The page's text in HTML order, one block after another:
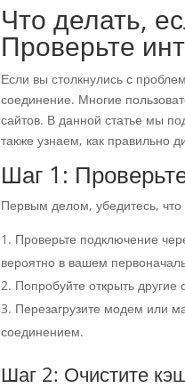
Что делать,
Проверьте
Если вы столкнулись с
соединение. Многие
сайтов. В данной статье мы
также узнаем, как правильно
Шаг 1:
Первым делом, убедитесь, что
Проверьте подключение
вероятно в вашем
Попробуйте открыть
Перезагрузите модем или
соединением.
Шаг 2: Очистите